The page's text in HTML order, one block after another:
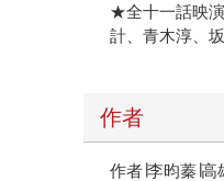
★全十一話映
計、青木淳、
作者
作者∣李昀蓁∣